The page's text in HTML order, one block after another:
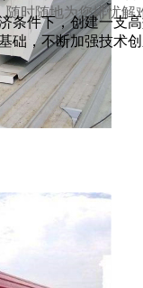
随时随地为您排忧解
件下，创建一支
础，不断加强技术